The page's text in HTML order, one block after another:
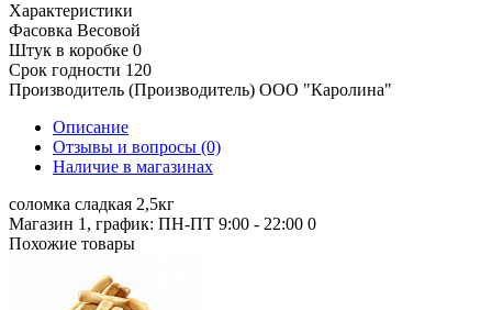
Характеристики
Фасовка Весовой
Штук в коробке 0
Срок годности 120
Производитель (Производитель) ООО "Каролина"
Описание
Отзывы и вопросы (0)
Наличие в магазинах
соломка сладкая 2,5кг
Магазин 1, график: ПН-ПТ 9:00 - 22:00 0
Похожие товары